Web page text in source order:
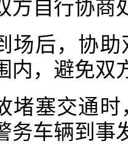
方自行协商
场后，协
内，避免双
堵塞交通
务车辆到事